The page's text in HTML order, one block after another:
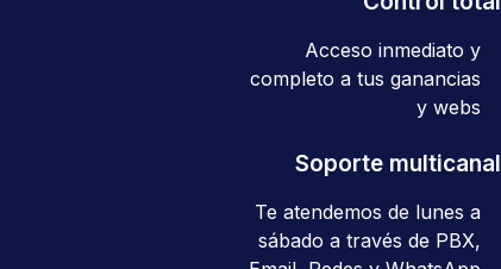
Acceso inmediato y
completo a tus ganancias
y webs
Soporte multicanal
Te atendemos de lunes a
sábado a través de PBX,